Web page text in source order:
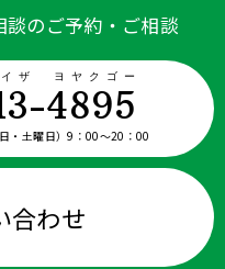
のご予約・ご相談
4895
イザ ヨヤクゴー
日・土曜日）9：00〜20：00
合わせ